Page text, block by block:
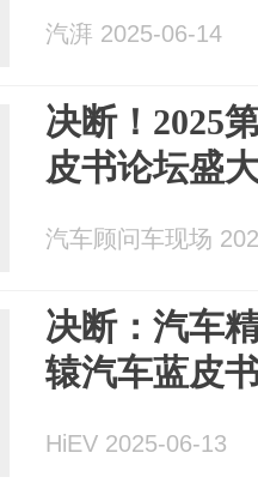
汽湃 2025-06-14
决断！2025
皮书论坛盛
汽车顾问车现场
决断：汽车
辕汽车蓝皮
HiEV 2025-06-13